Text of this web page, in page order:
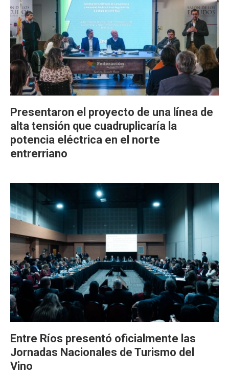
Presentaron el proyecto de una línea de
alta tensión que cuadruplicaría la
potencia eléctrica en el norte
entrerriano
Entre Ríos presentó oficialmente las
Jornadas Nacionales de Turismo del
Vino